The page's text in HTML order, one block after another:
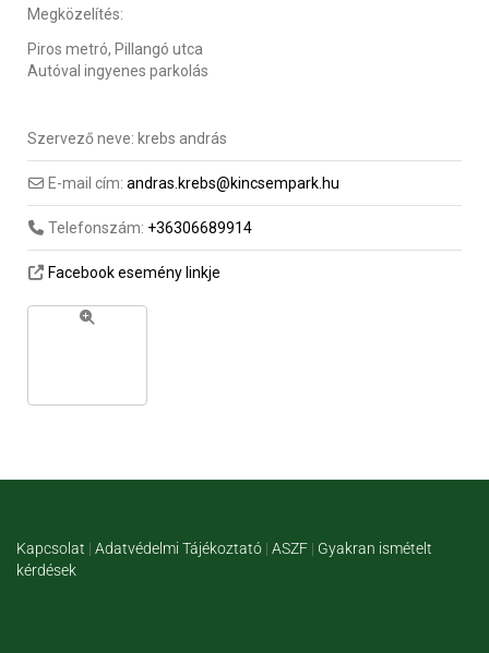
Megközelítés:
Piros metró, Pillangó utca
Autóval ingyenes parkolás
Szervező neve: krebs andrás
E-mail cím: andras.krebs@kincsempark.hu
Telefonszám: +36306689914
Facebook esemény linkje
Kapcsolat | Adatvédelmi Tájékoztató | ASZF | Gyakran ismételt
kérdések